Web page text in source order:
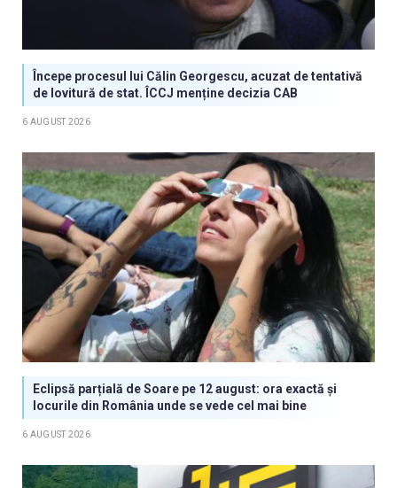
Începe procesul lui Călin Georgescu, acuzat de tentativă
de lovitură de stat. ÎCCJ menține decizia CAB
6 AUGUST 2026
Eclipsă parțială de Soare pe 12 august: ora exactă și
locurile din România unde se vede cel mai bine
6 AUGUST 2026